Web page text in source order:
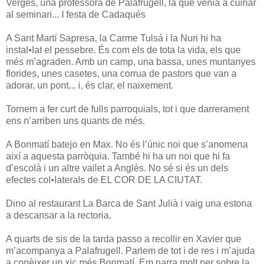
Verges, una professora de Palafrugell, la que venia a cuinar
al seminari... I festa de Cadaqués
A Sant Martí Sapresa, la Carme Tulsá i la Nuri hi ha
instal•lat el pessebre. És com els de tota la vida, els que
més m’agraden. Amb un camp, una bassa, unes muntanyes
florides, unes casetes, una corrua de pastors que van a
adorar, un pont... i, és clar, el naixement.
Tornem a fer curt de fulls parroquials, tot i que darrerament
ens n’arriben uns quants de més.
A Bonmatí batejo en Max. No és l’únic noi que s’anomena
així a aquesta parròquia. També hi ha un noi que hi fa
d’escolà i un altre vailet a Anglès. No sé si és un dels
efectes col•laterals de EL COR DE LA CIUTAT.
Dino al restaurant La Barca de Sant Julià i vaig una estona
a descansar a la rectoria.
A quarts de sis de la tarda passo a recollir en Xavier que
m’acompanya a Palafrugell. Parlem de tot i de res i m’ajuda